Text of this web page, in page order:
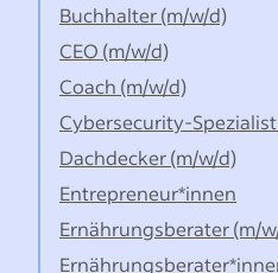
Buchhalter (m/w/d)
CEO (m/w/d)
Coach (m/w/d)
Cybersecurity-
Dachdecker (m/w/d)
Entrepreneur*innen
Ernährungsberater (m/